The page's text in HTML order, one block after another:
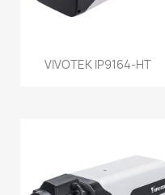
VIVOTEK IP9164-HT